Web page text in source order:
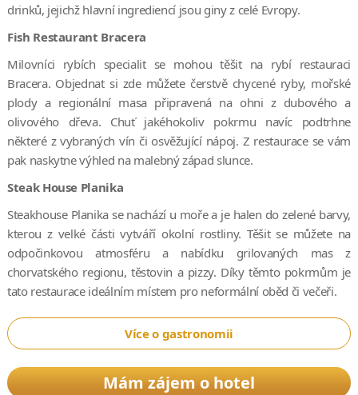
drinků, jejichž hlavní ingrediencí jsou giny z celé Evropy.
Fish Restaurant Bracera
Milovníci rybích specialit se mohou těšit na rybí restauraci
Bracera. Objednat si zde můžete čerstvě chycené ryby, mořské
plody a regionální masa připravená na ohni z dubového a
olivového dřeva. Chuť jakéhokoliv pokrmu navíc podtrhne
některé z vybraných vín či osvěžující nápoj. Z restaurace se vám
pak naskytne výhled na malebný západ slunce.
Steak House Planika
Steakhouse Planika se nachází u moře a je halen do zelené barvy,
kterou z velké části vytváří okolní rostliny. Těšit se můžete na
odpočinkovou atmosféru a nabídku grilovaných mas z
chorvatského regionu, těstovin a pizzy. Díky těmto pokrmům je
tato restaurace ideálním místem pro neformální oběd či večeři.
Více o gastronomii
Mám zájem o hotel